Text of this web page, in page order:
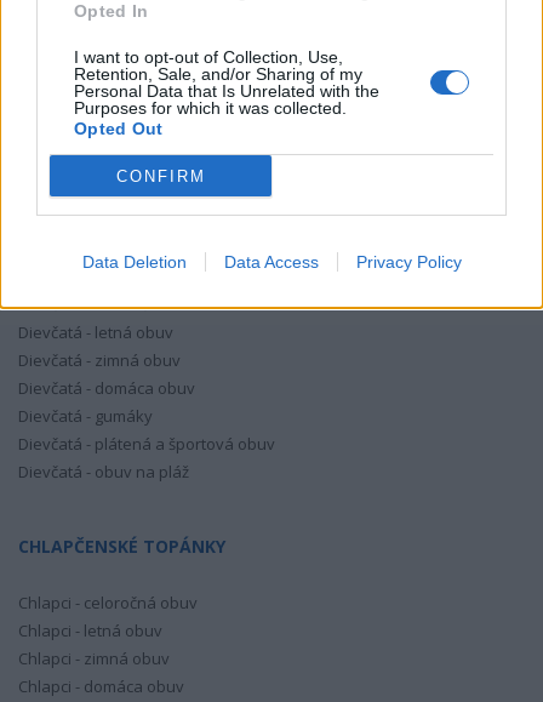
Opted In
I want to opt-out of Collection, Use,
Retention, Sale, and/or Sharing of my
Personal Data that Is Unrelated with the
Purposes for which it was collected.
Opted Out
CONFIRM
Data Deletion Data Access Privacy Policy
SKLADOM
DIEVČENSKÉ TOPÁNKY
Dievčatá - celoročná obuv
Dievčatá - letná obuv
Dievčatá - zimná obuv
Dievčatá - domáca obuv
Dievčatá - gumáky
Dievčatá - plátená a športová obuv
Dievčatá - obuv na pláž
CHLAPČENSKÉ TOPÁNKY
Chlapci - celoročná obuv
Chlapci - letná obuv
Chlapci - zimná obuv
Chlapci - domáca obuv